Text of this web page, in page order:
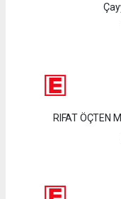
RIFAT ÖÇTEN